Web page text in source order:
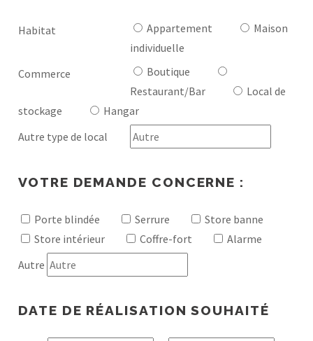
Habitat Appartement
Maison
individuelle
Commerce
Boutique
Restaurant/Bar
Local de
stockage
Hangar
Autre type de local
VOTRE DEMANDE CONCERNE :
Porte blindée Serrure
Store banne
Store intérieur
Coffre-fort
Alarme
Autre
DATE DE RÉALISATION SOUHAITÉ